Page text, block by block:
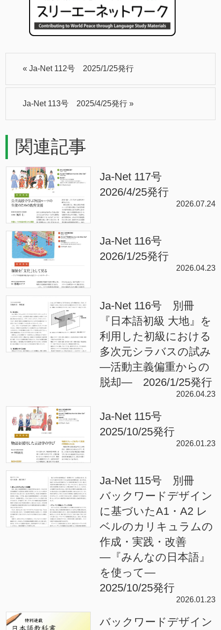
«Ja-Net 112号 2025/1/25発行
Ja-Net 113号 2025/4/25発行 »
関連記事
Ja-Net 117号
2026/4/25発行
2026.07.24
Ja-Net 116号
2026/1/25発行
2026.04.23
Ja-Net 116号 別冊
『日本語初級 大地』を
利用した初級における
多次元シラバスの試み
—活動主義偏重からの
脱却— 2026/1/25発行
2026.04.23
Ja-Net 115号
2025/10/25発行
2026.01.23
Ja-Net 115号 別冊
バックワードデザイン
に基づいたA1・A2 レ
ベルのカリキュラムの
作成・実践・改善
―『みんなの日本語』
を使って―
2025/10/25発行
2026.01.23
バックワードデザイン